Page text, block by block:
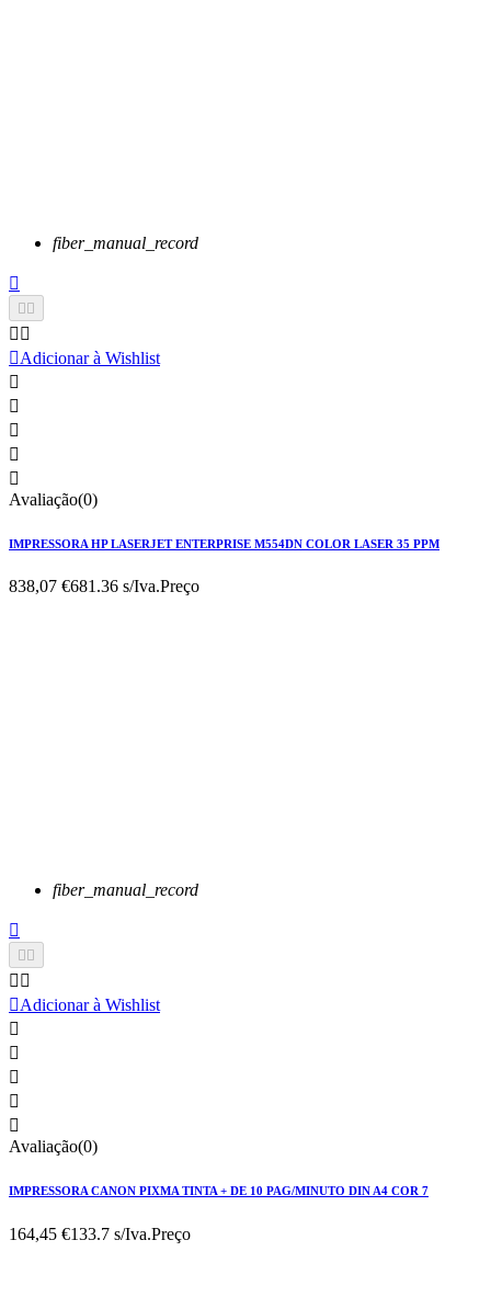
fiber_manual_record


 
Adicionar à Wishlist





Avaliação(0)
IMPRESSORA HP LASERJET ENTERPRISE M554DN COLOR LASER 35 PPM
838,07 €681.36 s/Iva.Preço
fiber_manual_record

 
 
Adicionar à Wishlist





Avaliação(0)
IMPRESSORA CANON PIXMA TINTA + DE 10 PAG/MINUTO DIN A4 COR 7
164,45 €133.7 s/Iva.Preço